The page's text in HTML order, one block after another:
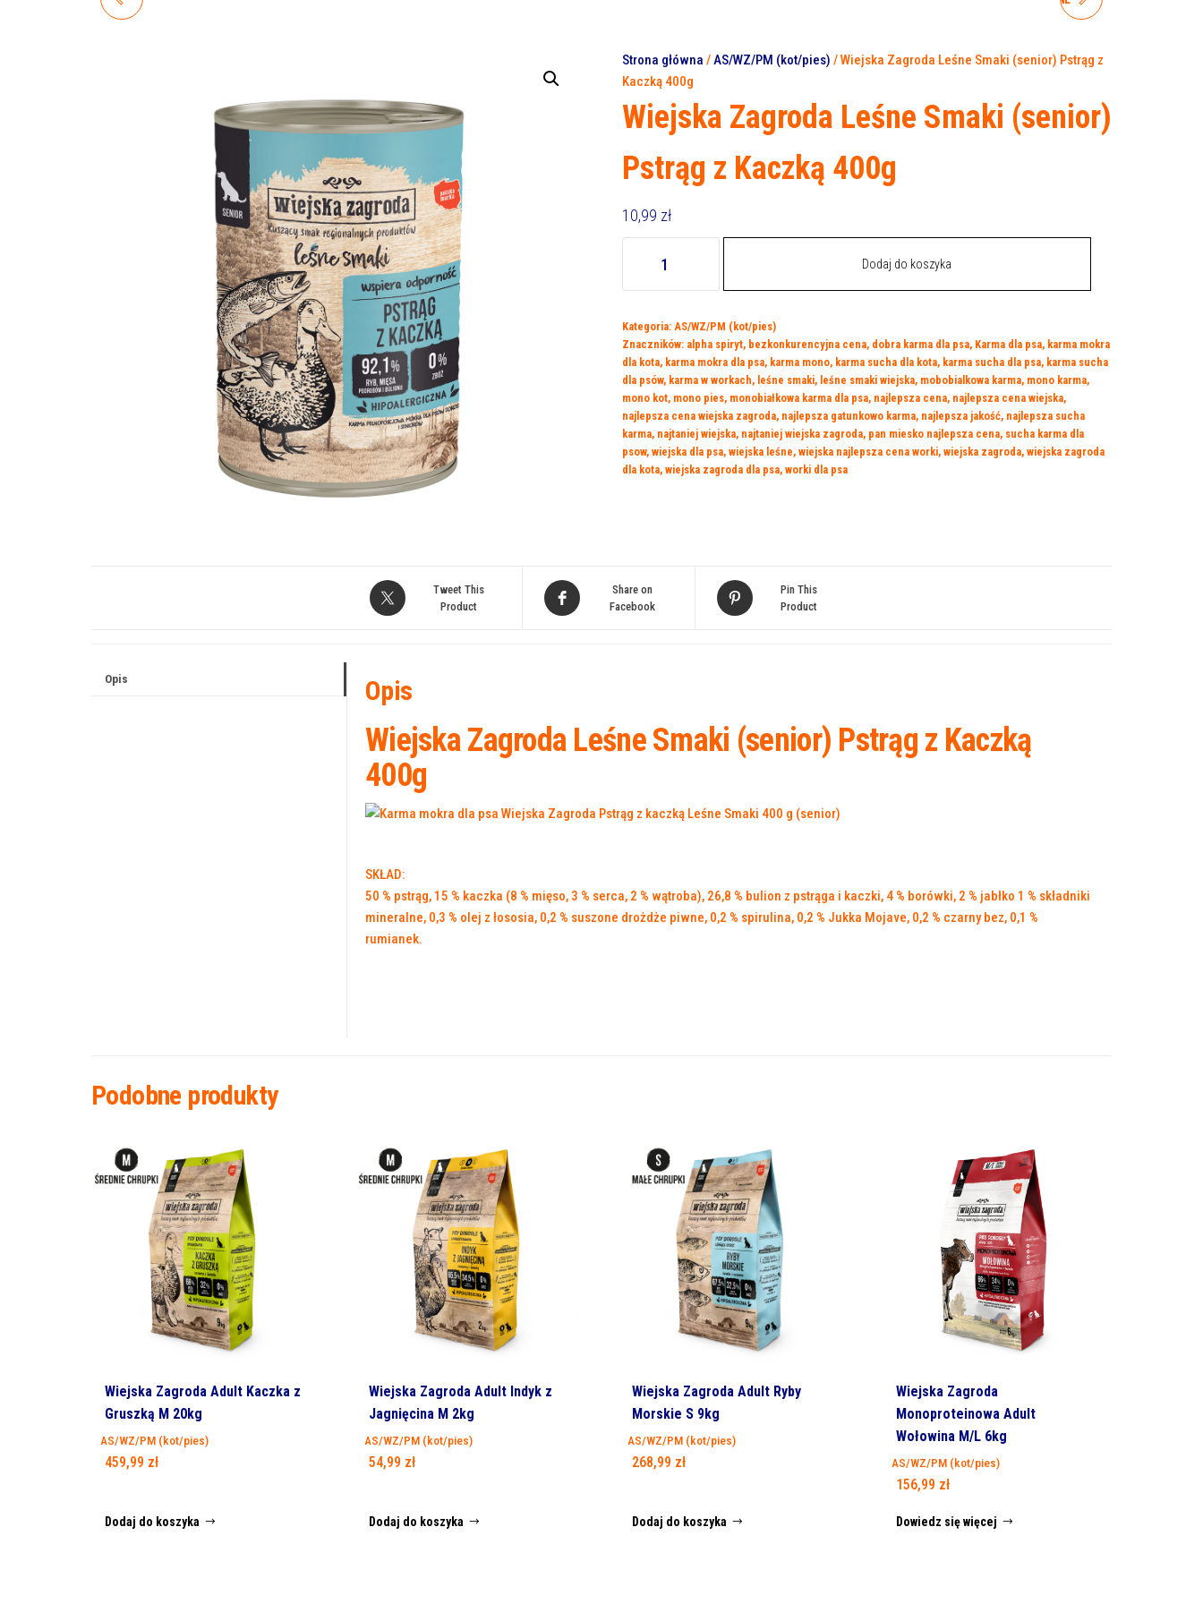
Strona główna /AS/WZ/PM (kot/pies) / Wiejska Zagroda Leśne Smaki (senior) Pstrąg z
Kaczką 400g
Wiejska Zagroda Leśne Smaki (senior)
Pstrąg z Kaczką 400g
10,99 zł
Zagroda
Smaki
(senior)
Pstrąg
z
Kaczką
400g
Dodaj do koszyka
Kategoria: AS/WZ/PM (kot/pies)
Znaczników: alpha spiryt, bezkonkurencyjna cena, dobra karma dla psa, Karma dla psa, karma mokra
dla kota, karma mokra dla psa, karma mono, karma sucha dla kota, karma sucha dla psa, karma sucha
dla psów, karma w workach, leśne smaki, leśne smaki wiejska, mobobialkowa karma, mono karma,
mono kot, mono pies, monobiałkowa karma dla psa, najlepsza cena, najlepsza cena wiejska,
najlepsza cena wiejska zagroda, najlepsza gatunkowo karma, najlepsza jakość, najlepsza sucha
karma, najtaniej wiejska, najtaniej wiejska zagroda, pan miesko najlepsza cena, sucha karma dla
psow, wiejska dla psa, wiejska leśne, wiejska najlepsza cena worki, wiejska zagroda, wiejska zagroda
dla kota, wiejska zagroda dla psa, worki dla psa
Tweet This
Product
Share on
Facebook
Pin This
Product
Opis Opis
Wiejska Zagroda Leśne Smaki (senior) Pstrąg z Kaczką
400g
SKŁAD:
50 % pstrąg, 15 % kaczka (8 % mięso, 3 % serca, 2 % wątroba), 26,8 % bulion z pstrąga i kaczki, 4 % borówki, 2 % jabłko 1 % składniki
mineralne, 0,3 % olej z łososia, 0,2 % suszone drożdże piwne, 0,2 % spirulina, 0,2 % Jukka Mojave, 0,2 % czarny bez, 0,1 %
rumianek.
Podobne produkty
Wiejska Zagroda Adult Kaczka z
Gruszką M 20kg
AS/WZ/PM (kot/pies)
459,99 zł
Dodaj do koszyka
Wiejska Zagroda Adult Indyk z
Jagnięcina M 2kg
AS/WZ/PM (kot/pies)
54,99 zł
Dodaj do koszyka
Wiejska Zagroda Adult Ryby
Morskie S 9kg
AS/WZ/PM (kot/pies)
268,99 zł
Dodaj do koszyka
Wiejska Zagroda
Monoproteinowa Adult
Wołowina M/L 6kg
AS/WZ/PM (kot/pies)
156,99 zł
Dowiedz się więcej